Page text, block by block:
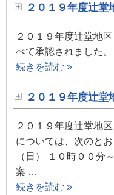
２０１９年度辻
２０１９年度辻堂地
べて承認されました
続きを読む »
２０１９年度辻
２０１９年度辻堂地
については、次のと
（日） １０時００分
案 …
続きを読む »